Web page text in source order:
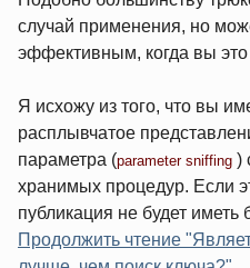
случай применения, но
эффективным, когда вы это
Я исхожу из того, что вы
расплывчатое
параметра (parameter sniffing )
хранимых процедур. Если
публикация не будет
Продолжить чтение